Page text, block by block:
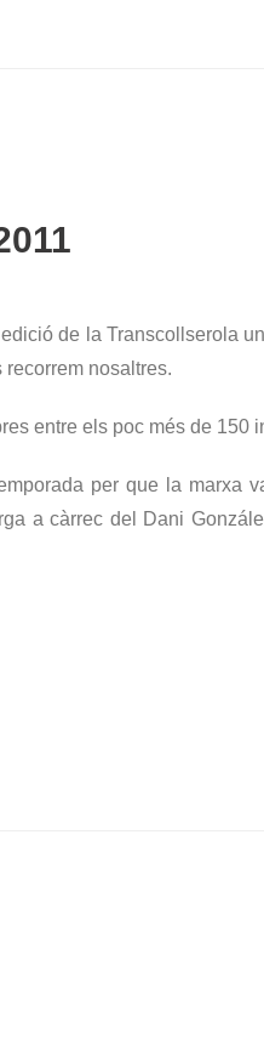
de la Transcollserola
nosaltres.
entre els poc més de 150
per que la marxa
a càrrec del Dani